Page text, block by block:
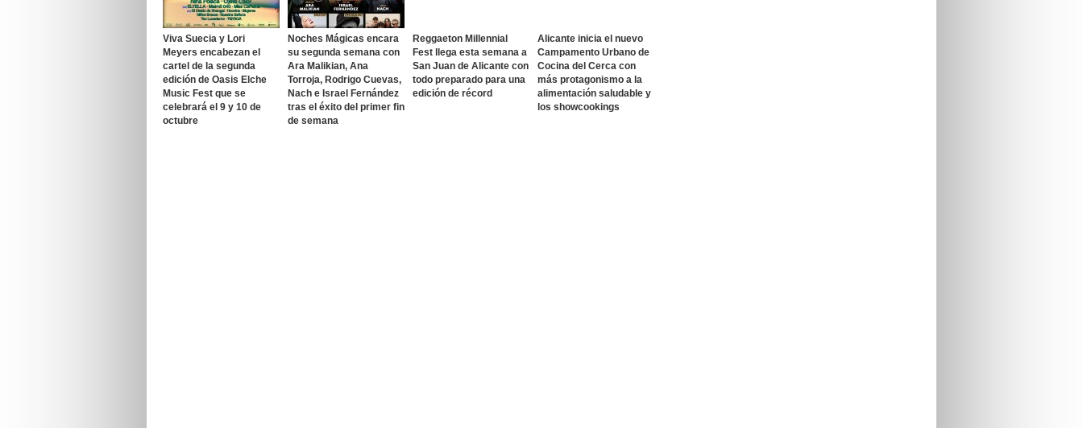
Viva Suecia y Lori
Meyers encabezan el
cartel de la segunda
edición de Oasis Elche
Music Fest que se
celebrará el 9 y 10 de
octubre
Noches Mágicas encara
su segunda semana con
Ara Malikian, Ana
Torroja, Rodrigo Cuevas,
Nach e Israel Fernández
tras el éxito del primer fin
de semana
Reggaeton Millennial
Fest llega esta semana a
San Juan de Alicante con
todo preparado para una
edición de récord
Alicante inicia el nuevo
Campamento Urbano de
Cocina del Cerca con
más protagonismo a la
alimentación saludable y
los showcookings